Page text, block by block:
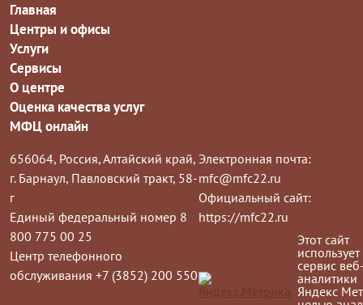
Главная
Центры и офисы
Услуги
Сервисы
О центре
Оценка качества услуг
МФЦ онлайн
656064, Россия, Алтайский край,
г. Барнаул, Павловский тракт, 58-
г
Единый федеральный номер 8
800 775 00 25
Центр телефонного
обслуживания +7 (3852) 200 550
Электронная почта:
mfc@mfc22.ru
Официальный сайт:
https://mfc22.ru
Этот сайт
использует
сервис
аналитики
Яндекс